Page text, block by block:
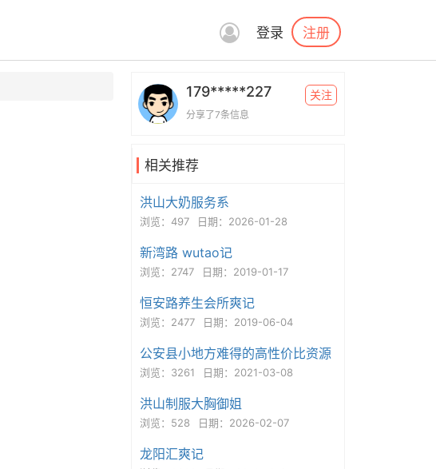
登录 注册
179*****227
分享了7条信息
关注
相关推荐
洪山大奶服务系
浏览：497 日期：2026-01-28
新湾路 wutao记
浏览：2747 日期：2019-01-17
恒安路养生会所爽记
浏览：2477 日期：2019-06-04
公安县小地方难得的高性价比资源
浏览：3261 日期：2021-03-08
洪山制服大胸御姐
浏览：528 日期：2026-02-07
龙阳汇爽记